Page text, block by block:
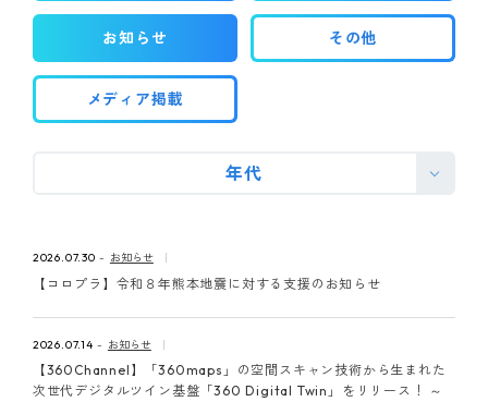
IR情報
採用情報
ピンマーク
お知らせ その他
メディア掲載
年代
2026.07.30 お知らせ
【コロプラ】令和８年熊本地震に対する支援のお知らせ
2026.07.14 お知らせ
【360Channel】「360maps」の空間スキャン技術から生まれた
次世代デジタルツイン基盤「360 Digital Twin」をリリース！ ～